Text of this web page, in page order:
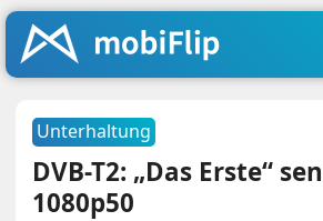
Unterhaltung
DVB-T2: „Das Erste“
1080p50